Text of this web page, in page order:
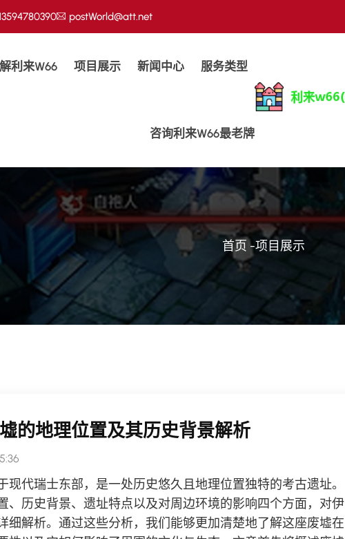
postWorld@att.net
利来w66 项目展示 新闻中心 服务类型
咨询利来w66最老牌
首页 -项目展示
的地理位置及其历史背景解析
现代瑞士东部，是一处历史悠久且地理位置独特的考古遗址。
、历史背景、遗址特点以及对周边环境的影响四个方面，对伊
细解析。通过这些分析，我们能够更加清楚地了解这座废墟在